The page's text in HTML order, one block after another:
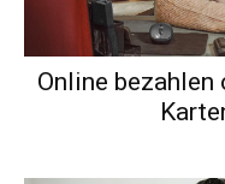
Online bezahlen